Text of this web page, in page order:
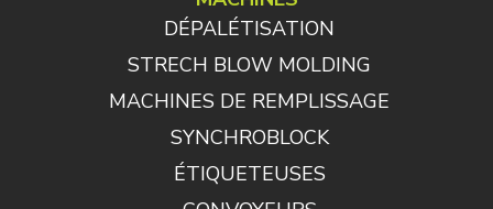
DÉPALÉTISATION
STRECH BLOW MOLDING
MACHINES DE REMPLISSAGE
SYNCHROBLOCK
ÉTIQUETEUSES